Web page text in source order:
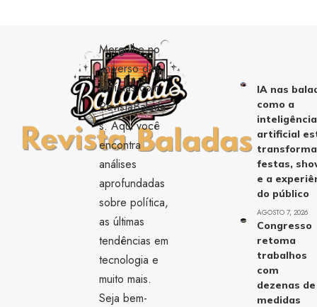
Mergulhe no
universo das
notícias com
RevistaBalada
s. Aqui você
encontra
análises
aprofundadas
sobre política,
as últimas
tendências em
tecnologia e
muito mais.
Seja bem-
IA nas
como a
inteligência
artificial
festas,
e a
do público
AGOSTO 7, 2026
Congresso
retoma
trabalhos
com
dezenas de
medidas